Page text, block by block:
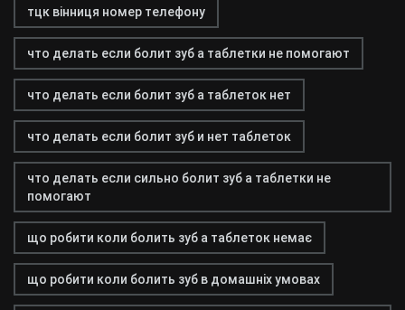
тцк вінниця номер телефону
что делать если болит зуб а таблетки не помогают
что делать если болит зуб а таблеток нет
что делать если болит зуб и нет таблеток
что делать если сильно болит зуб а таблетки не
помогают
що робити коли болить зуб а таблеток немає
що робити коли болить зуб в домашніх умовах